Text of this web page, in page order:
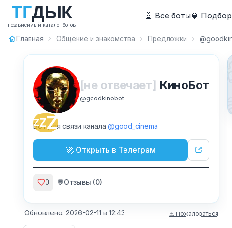
ТГДЫК
независимый каталог ботов
🤖 Все боты💎
Главная Общение и знакомства Предложки
ZZZ
[не отвечает] КиноБот
@goodkinobot
Бот для связи канала @good_cinema
🚀 Открыть в Телеграм
0 💬Отзывы (0)
Обновлено: 2026-02-11 в 12:43 ⚠ Пожаловаться